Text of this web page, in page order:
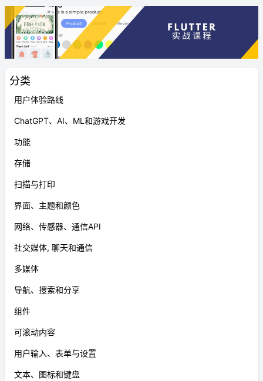
分类
用户体验路线
ChatGPT、AI、ML和游戏开发
功能
存储
扫描与打印
界面、主题和颜色
网络、传感器、通信API
社交媒体, 聊天和通信
多媒体
导航、搜索和分享
组件
可滚动内容
用户输入、表单与设置
文本、图标和键盘